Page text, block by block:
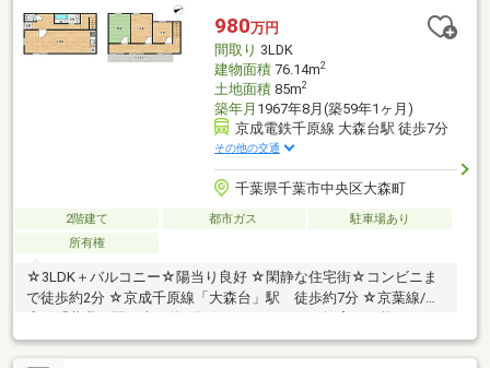
980万円
間取り 3LDK
建物面積76.14m2
土地面積85m2
築年月 1967年8月(築59年1ヶ月)
京成電鉄千原線 大森台駅 徒歩7分
その他の交通
千葉県千葉市中央区大森町
2階建て 都市ガス
駐車場あり
所有権
☆3LDK＋バルコニー☆陽当り良好 ☆閑静な住宅街☆コンビニま
で徒歩約2分 ☆京成千原線「大森台」駅 徒歩約7分 ☆京葉線/内